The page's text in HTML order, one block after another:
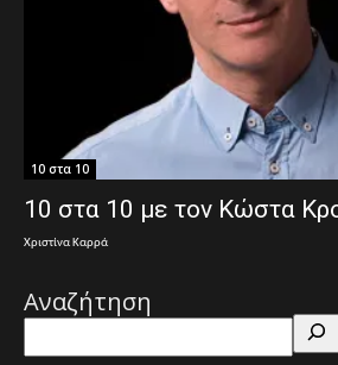
10 στα 10
10 στα 10 με τον Κώστα
Χριστίνα Καρρά
Αναζήτηση